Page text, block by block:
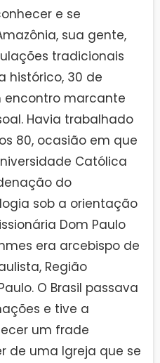
e se
sua gente,
tradicionais
histórico, 30 de
encontro marcante
Havia trabalhado
80, ocasião em que
Católica
do
sob a orientação
Dom Paulo
era arcebispo de
Região
O Brasil passava
e tive a
um frade
de uma Igreja que se